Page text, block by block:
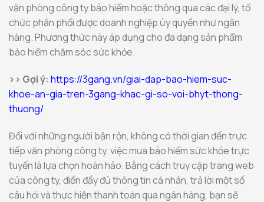
văn phòng công ty bảo hiểm hoặc thông qua các đại lý, tổ
chức phân phối được doanh nghiệp ủy quyền như ngân
hàng. Phương thức này áp dụng cho đa dạng sản phẩm
bảo hiểm chăm sóc sức khỏe.
>> Gợi ý: https://3gang.vn/giai-dap-bao-hiem-suc-
khoe-an-gia-tren-3gang-khac-gi-so-voi-bhyt-thong-
thuong/
Đối với những người bận rộn, không có thời gian đến trực
tiếp văn phòng công ty, việc mua bảo hiểm sức khỏe trực
tuyến là lựa chọn hoàn hảo. Bằng cách truy cập trang web
của công ty, điền đầy đủ thông tin cá nhân, trả lời một số
câu hỏi và thực hiện thanh toán qua ngân hàng, bạn sẽ